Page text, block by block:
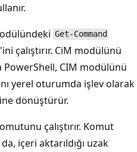
Get-Command
çalıştırır. CiM modülünü
PowerShell, CIM modülünü
yerel oturumda işlev olarak
dönüştürür.
çalıştırır. Komut
içeri aktarıldığı uzak